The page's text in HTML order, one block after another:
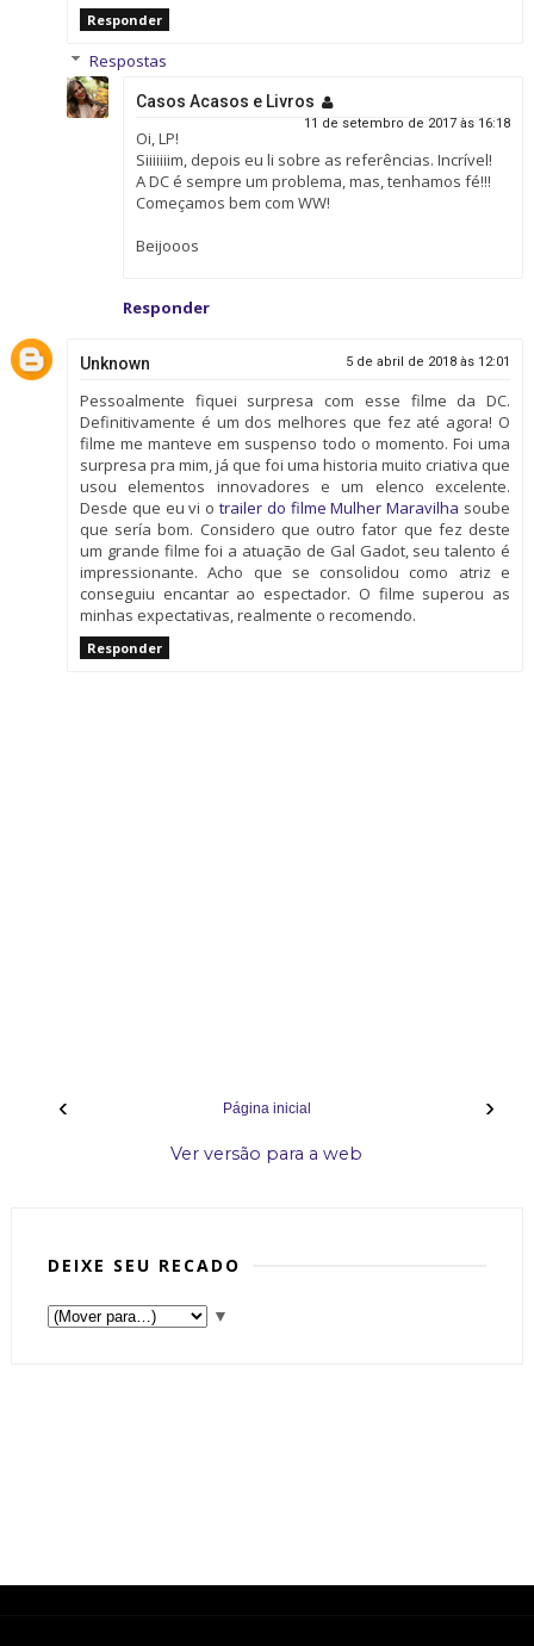
Responder
Respostas
Casos Acasos e Livros
11 de setembro de 2017 às 16:18
Oi, LP!
Siiiiiiim, depois eu li sobre as referências. Incrível!
A DC é sempre um problema, mas, tenhamos fé!!!
Começamos bem com WW!
Beijooos
Responder
Unknown 5 de abril de 2018 às 12:01
Pessoalmente fiquei surpresa com esse filme da DC.
Definitivamente é um dos melhores que fez até agora! O
filme me manteve em suspenso todo o momento. Foi uma
surpresa pra mim, já que foi uma historia muito criativa que
usou elementos innovadores e um elenco excelente.
Desde que eu vi o trailer do filme Mulher Maravilha soube
que sería bom. Considero que outro fator que fez deste
um grande filme foi a atuação de Gal Gadot, seu talento é
impressionante. Acho que se consolidou como atriz e
conseguiu encantar ao espectador. O filme superou as
minhas expectativas, realmente o recomendo.
Responder
‹ ›
Página inicial
Ver versão para a web
DEIXE SEU RECADO
▼